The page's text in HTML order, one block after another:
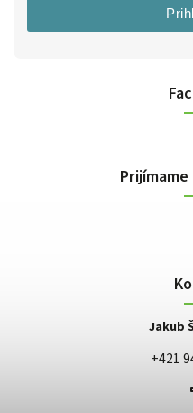
Jakub
+421